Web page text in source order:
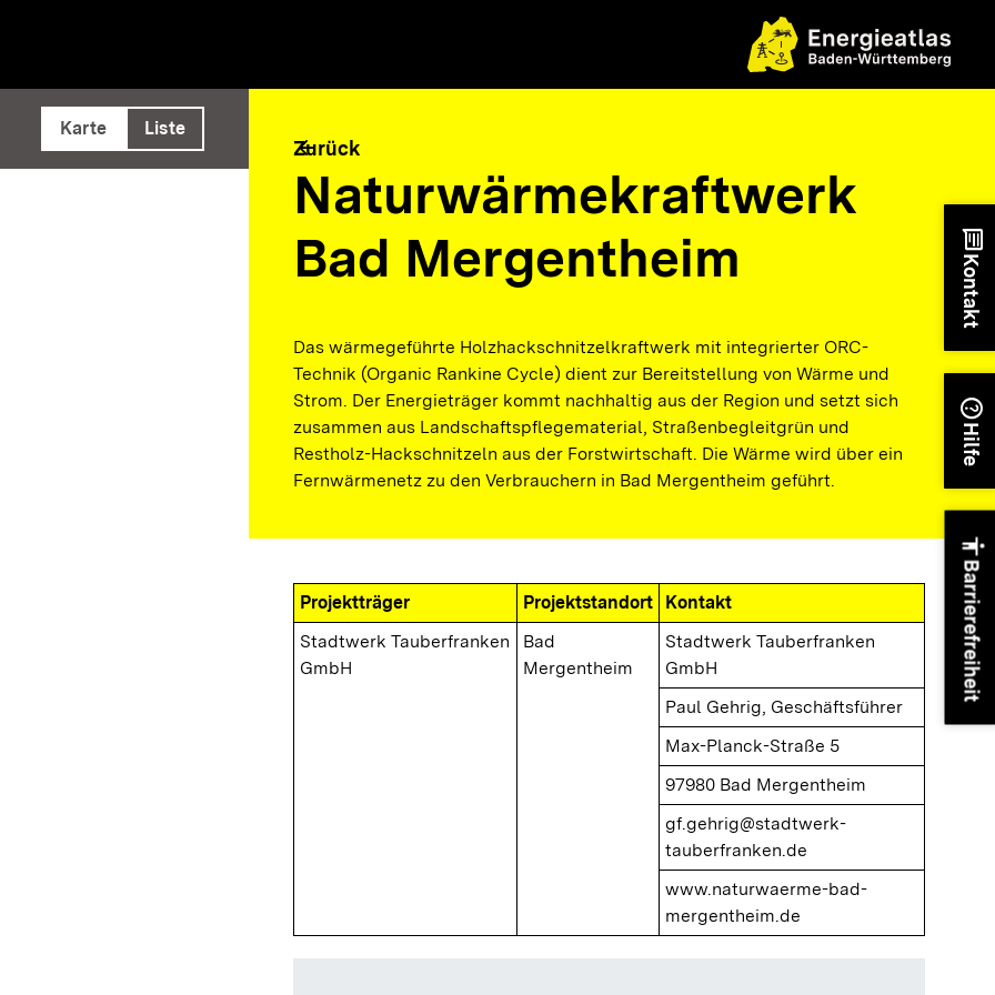
ausführen
Karte Liste
arrow_back
Zurück
Naturwärmekraftwerk
Bad Mergentheim
Das wärmegeführte Holzhackschnitzelkraftwerk mit integrierter ORC-
Technik (Organic Rankine Cycle) dient zur Bereitstellung von Wärme und
Strom. Der Energieträger kommt nachhaltig aus der Region und setzt sich
zusammen aus Landschaftspflegematerial, Straßenbegleitgrün und
Restholz-Hackschnitzeln aus der Forstwirtschaft. Die Wärme wird über ein
Fernwärmenetz zu den Verbrauchern in Bad Mergentheim geführt.
Projektträger Projektstandort
Kontakt
Stadtwerk Tauberfranken
GmbH
Bad
Mergentheim
Stadtwerk Tauberfranken
GmbH
Paul Gehrig, Geschäftsführer
Max-Planck-Straße 5
97980 Bad Mergentheim
gf.gehrig@stadtwerk-
tauberfranken.de
www.naturwaerme-bad-
mergentheim.de
chat
Kontakt
help
Hilfe
accessibility
Barrierefreiheit